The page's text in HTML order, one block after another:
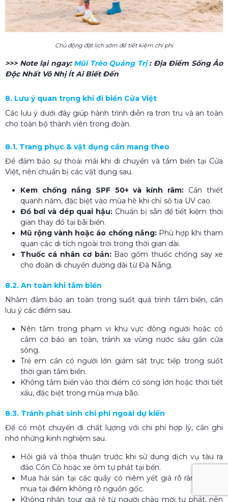
Chủ động đặt lịch sớm để tiết kiệm chi phí
>>> Note lại ngay: Mũi Trèo Quảng Trị: Địa Điểm Sống Ảo
Độc Nhất Vô Nhị Ít Ai Biết Đến
8. Lưu ý quan trọng khi đi biển Cửa Việt
Các lưu ý dưới đây giúp hành trình diễn ra trơn tru và an toàn
cho toàn bộ thành viên trong đoàn.
8.1. Trang phục & vật dụng cần mang theo
Để đảm bảo sự thoải mái khi di chuyển và tắm biển tại Cửa
Việt, nên chuẩn bị các vật dụng sau.
Kem chống nắng SPF 50+ và kính râm: Cần thiết
quanh năm, đặc biệt vào mùa hè khi chỉ số tia UV cao.
Đồ bơi và dép quai hậu: Chuẩn bị sẵn để tiết kiệm thời
gian thay đồ tại bãi biển.
Mũ rộng vành hoặc áo chống nắng: Phù hợp khi tham
quan các di tích ngoài trời trong thời gian dài.
Thuốc cá nhân cơ bản: Bao gồm thuốc chống say xe
cho đoàn di chuyển đường dài từ Đà Nẵng.
8.2. An toàn khi tắm biển
Nhằm đảm bảo an toàn trong suốt quá trình tắm biển, cần
lưu ý các điểm sau.
Nên tắm trong phạm vi khu vực đông người hoặc có
cắm cờ báo an toàn, tránh xa vùng nước sâu gần cửa
sông.
Trẻ em cần có người lớn giám sát trực tiếp trong suốt
thời gian tắm biển.
Không tắm biển vào thời điểm có sóng lớn hoặc thời tiết
xấu, đặc biệt trong mùa mưa bão.
8.3. Tránh phát sinh chi phí ngoài dự kiến
Để có một chuyến đi chất lượng với chi phí hợp lý, cần ghi
nhớ những kinh nghiệm sau.
Hỏi giá và thỏa thuận trước khi sử dụng dịch vụ tàu ra
đảo Cồn Cỏ hoặc xe ôm tự phát tại bến.
Mua hải sản tại các quầy có niêm yết giá rõ ràng, tránh
mua tại điểm không rõ nguồn gốc.
Không nhận tour giá rẻ từ người chào mời tự phát, nên